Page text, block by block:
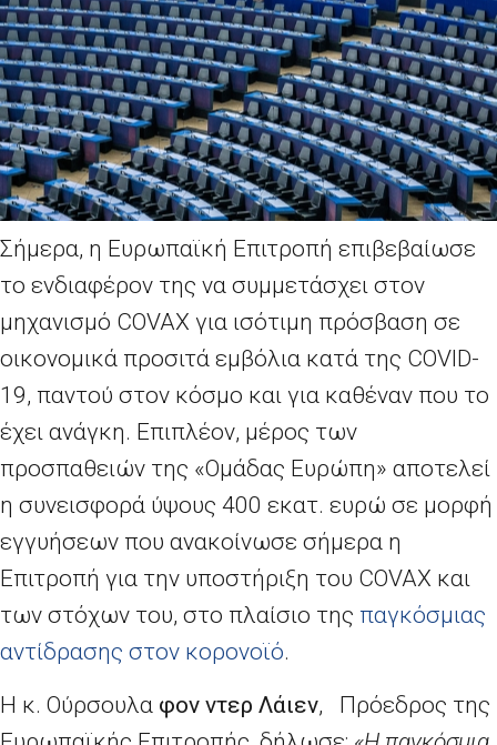
Σήμερα, η Ευρωπαϊκή Επιτροπή επιβεβαίωσε
το ενδιαφέρον της να συμμετάσχει στον
μηχανισμό COVAX για ισότιμη πρόσβαση σε
οικονομικά προσιτά εμβόλια κατά της COVID-
19, παντού στον κόσμο και για καθέναν που το
έχει ανάγκη. Επιπλέον, μέρος των
προσπαθειών της «Ομάδας Ευρώπη» αποτελεί
η συνεισφορά ύψους 400 εκατ. ευρώ σε μορφή
εγγυήσεων που ανακοίνωσε σήμερα η
Επιτροπή για την υποστήριξη του COVAX και
των στόχων του, στο πλαίσιο της παγκόσμιας
αντίδρασης στον κορονοϊό.
Η κ. Ούρσουλα φον ντερ Λάιεν, Πρόεδρος της